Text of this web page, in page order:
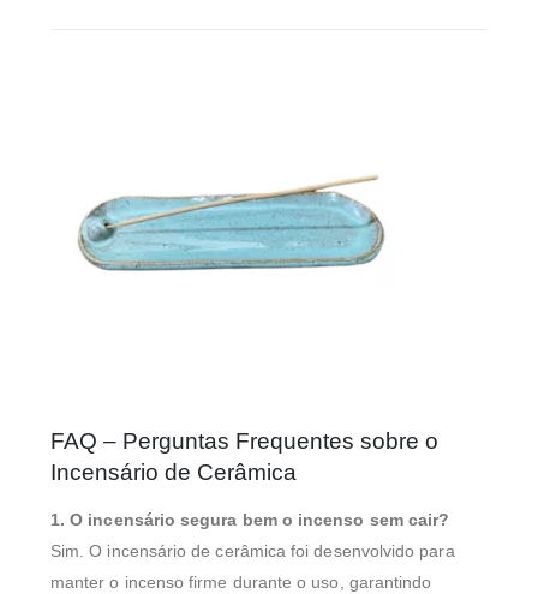
FAQ – Perguntas Frequentes sobre o
Incensário de Cerâmica
1. O incensário segura bem o incenso sem cair?
Sim. O incensário de cerâmica foi desenvolvido para
manter o incenso firme durante o uso, garantindo